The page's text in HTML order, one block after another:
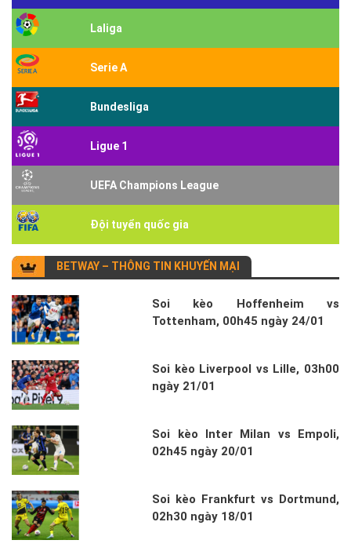
Laliga
Serie A
Bundesliga
Ligue 1
UEFA Champions League
Đội tuyển quốc gia
BETWAY – THÔNG TIN KHUYẾN MẠI
Soi kèo Hoffenheim vs
Tottenham, 00h45 ngày 24/01
Soi kèo Liverpool vs Lille, 03h00
ngày 21/01
Soi kèo Inter Milan vs Empoli,
02h45 ngày 20/01
Soi kèo Frankfurt vs Dortmund,
02h30 ngày 18/01